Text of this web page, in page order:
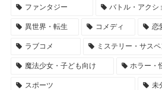
ファンタジー バトル・アクシ
異世界・転生 コメディ 恋
ラブコメ ミステリー・サスペ
魔法少女・子ども向け ホラー・
スポーツ 未